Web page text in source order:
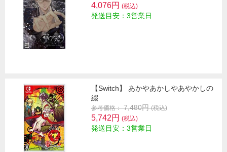
4,076円 (税込)
発送目安：3営業日
【Switch】 あかやあかしやあやかしの
綴
参考価格： 7,480円(税込)
5,742円 (税込)
発送目安：3営業日